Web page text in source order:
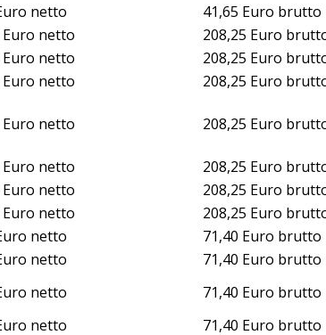
netto
41,65 Euro brutto
Euro netto
208,25 Euro
Euro netto
208,25 Euro
Euro netto 208,25 Euro
Euro netto 208,25 Euro
Euro netto
208,25 Euro
Euro netto
208,25 Euro
Euro netto
208,25 Euro
netto
71,40 Euro brutto
netto
71,40 Euro brutto
netto
71,40 Euro brutto
netto
71,40 Euro brutto